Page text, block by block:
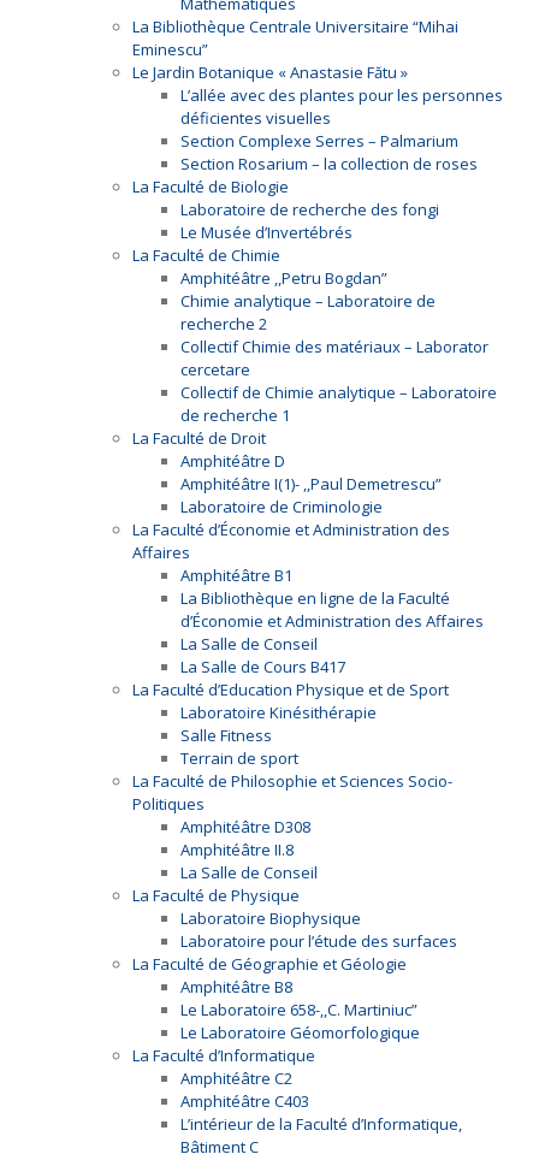
La Bibliothèque Centrale Universitaire “Mihai
Eminescu”
Le Jardin Botanique « Anastasie Fătu »
L’allée avec des plantes pour les personnes
déficientes visuelles
Section Complexe Serres – Palmarium
Section Rosarium – la collection de roses
La Faculté de Biologie
Laboratoire de recherche des fongi
Le Musée d’Invertébrés
La Faculté de Chimie
Amphitéâtre ,,Petru Bogdan”
Chimie analytique – Laboratoire de
recherche 2
Collectif Chimie des matériaux – Laborator
cercetare
Collectif de Chimie analytique – Laboratoire
de recherche 1
La Faculté de Droit
Amphitéâtre D
Amphitéâtre I(1)- ,,Paul Demetrescu”
Laboratoire de Criminologie
La Faculté d’Économie et Administration des
Affaires
Amphitéâtre B1
La Bibliothèque en ligne de la Faculté
d’Économie et Administration des Affaires
La Salle de Conseil
La Salle de Cours B417
La Faculté d’Education Physique et de Sport
Laboratoire Kinésithérapie
Salle Fitness
Terrain de sport
La Faculté de Philosophie et Sciences Socio-
Politiques
Amphitéâtre D308
Amphitéâtre II.8
La Salle de Conseil
La Faculté de Physique
Laboratoire Biophysique
Laboratoire pour l’étude des surfaces
La Faculté de Géographie et Géologie
Amphitéâtre B8
Le Laboratoire 658-,,C. Martiniuc”
Le Laboratoire Géomorfologique
La Faculté d’Informatique
Amphitéâtre C2
Amphitéâtre C403
L’intérieur de la Faculté d’Informatique,
Bâtiment C